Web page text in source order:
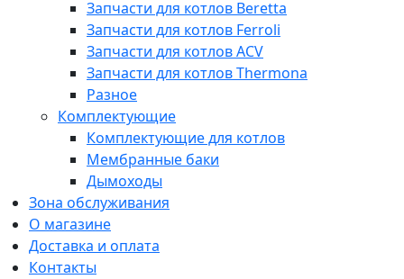
Запчасти для котлов Beretta
Запчасти для котлов Ferroli
Запчасти для котлов ACV
Запчасти для котлов Thermona
Разное
Комплектующие
Комплектующие для котлов
Мембранные баки
Дымоходы
Зона обслуживания
О магазине
Доставка и оплата
Контакты